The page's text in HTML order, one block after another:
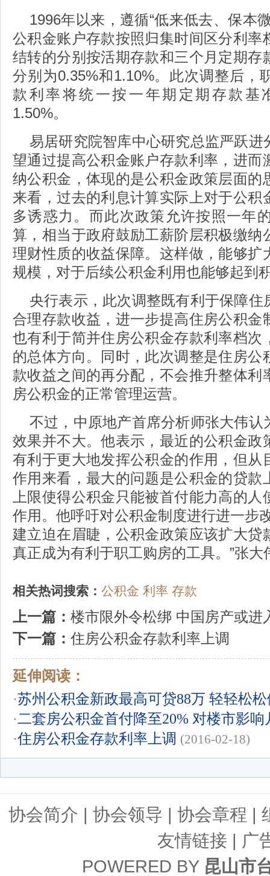
1996年以来，遵循“低来低去、保本
公积金账户存款按照归集时间区分利率
结转的分别按活期存款和三个月定期存
分别为0.35%和1.10%。此次调整后，
款利率将统一按一年期定期存款基
1.50%。
易居研究院智库中心研究总监严跃进
望通过提高公积金账户存款利率，进而
纳公积金，体现的是公积金政策层面的
来看，过去的利息计算实际上对于公积
多诱惑力。而此次政策允许按照一年
算，相当于政府鼓励工薪阶层积极缴纳
理财性质的收益保障。这样做，能够扩
规模，对于后续公积金利用也能够起到
央行表示，此次调整既有利于保障住
合理存款收益，进一步提高住房公积金
也有利于简并住房公积金存款利率档次
的总体方向。同时，此次调整是住房公
款收益之间的再分配，不会推升整体利
房公积金的正常管理运营。
不过，中原地产首席分析师张大伟认
效果并不大。他表示，最近的公积金政
有利于更大地发挥公积金的作用，但从
作用来看，最大的问题是公积金的贷款
上限使得公积金只能被首付能力高的
作用。他呼吁对公积金制度进行进一步
建立迫在眉睫，公积金政策应该扩大贷
真正成为有利于职工购房的工具。”张大
相关热词搜索： 公积金 利率 存款
上一篇： 楼市限外令松绑 中国房产或进
下一篇： 住房公积金存款利率上调
延伸阅读：
·苏州公积金新政最高可贷88万 轻轻松
·二套房公积金首付降至20% 对楼市影响
·住房公积金存款利率上调 (2016-02-18)
协会简介 | 协会领导 | 协会章程 |
友情链接 | 广
POWERED BY 昆山市